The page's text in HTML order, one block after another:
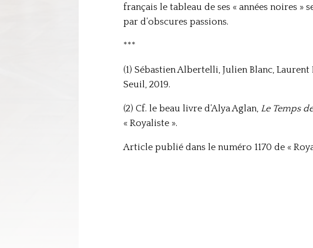
français le tableau de ses « années noires
par d’obscures passions.
***
(1) Sébastien Albertelli, Julien Blanc,
Seuil, 2019.
(2) Cf. le beau livre d’Alya Aglan, Le Temps
« Royaliste ».
Article publié dans le numéro 1170 de «